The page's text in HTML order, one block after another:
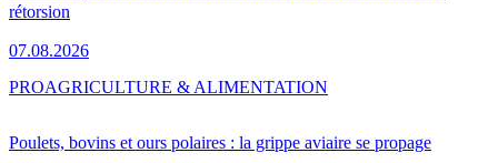
rétorsion
07.08.2026
Poulets, bovins et ours polaires : la grippe aviaire se propage
PROAGRICULTURE & ALIMENTATION